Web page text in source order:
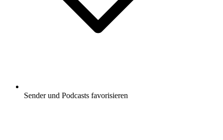
Sender und Podcasts favorisieren